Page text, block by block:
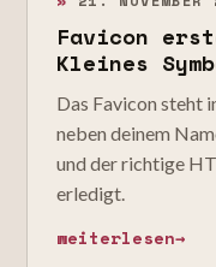
Favicon
Kleines
Das Favicon steht
neben deinem
und der richtige
erledigt.
weiterlesen→